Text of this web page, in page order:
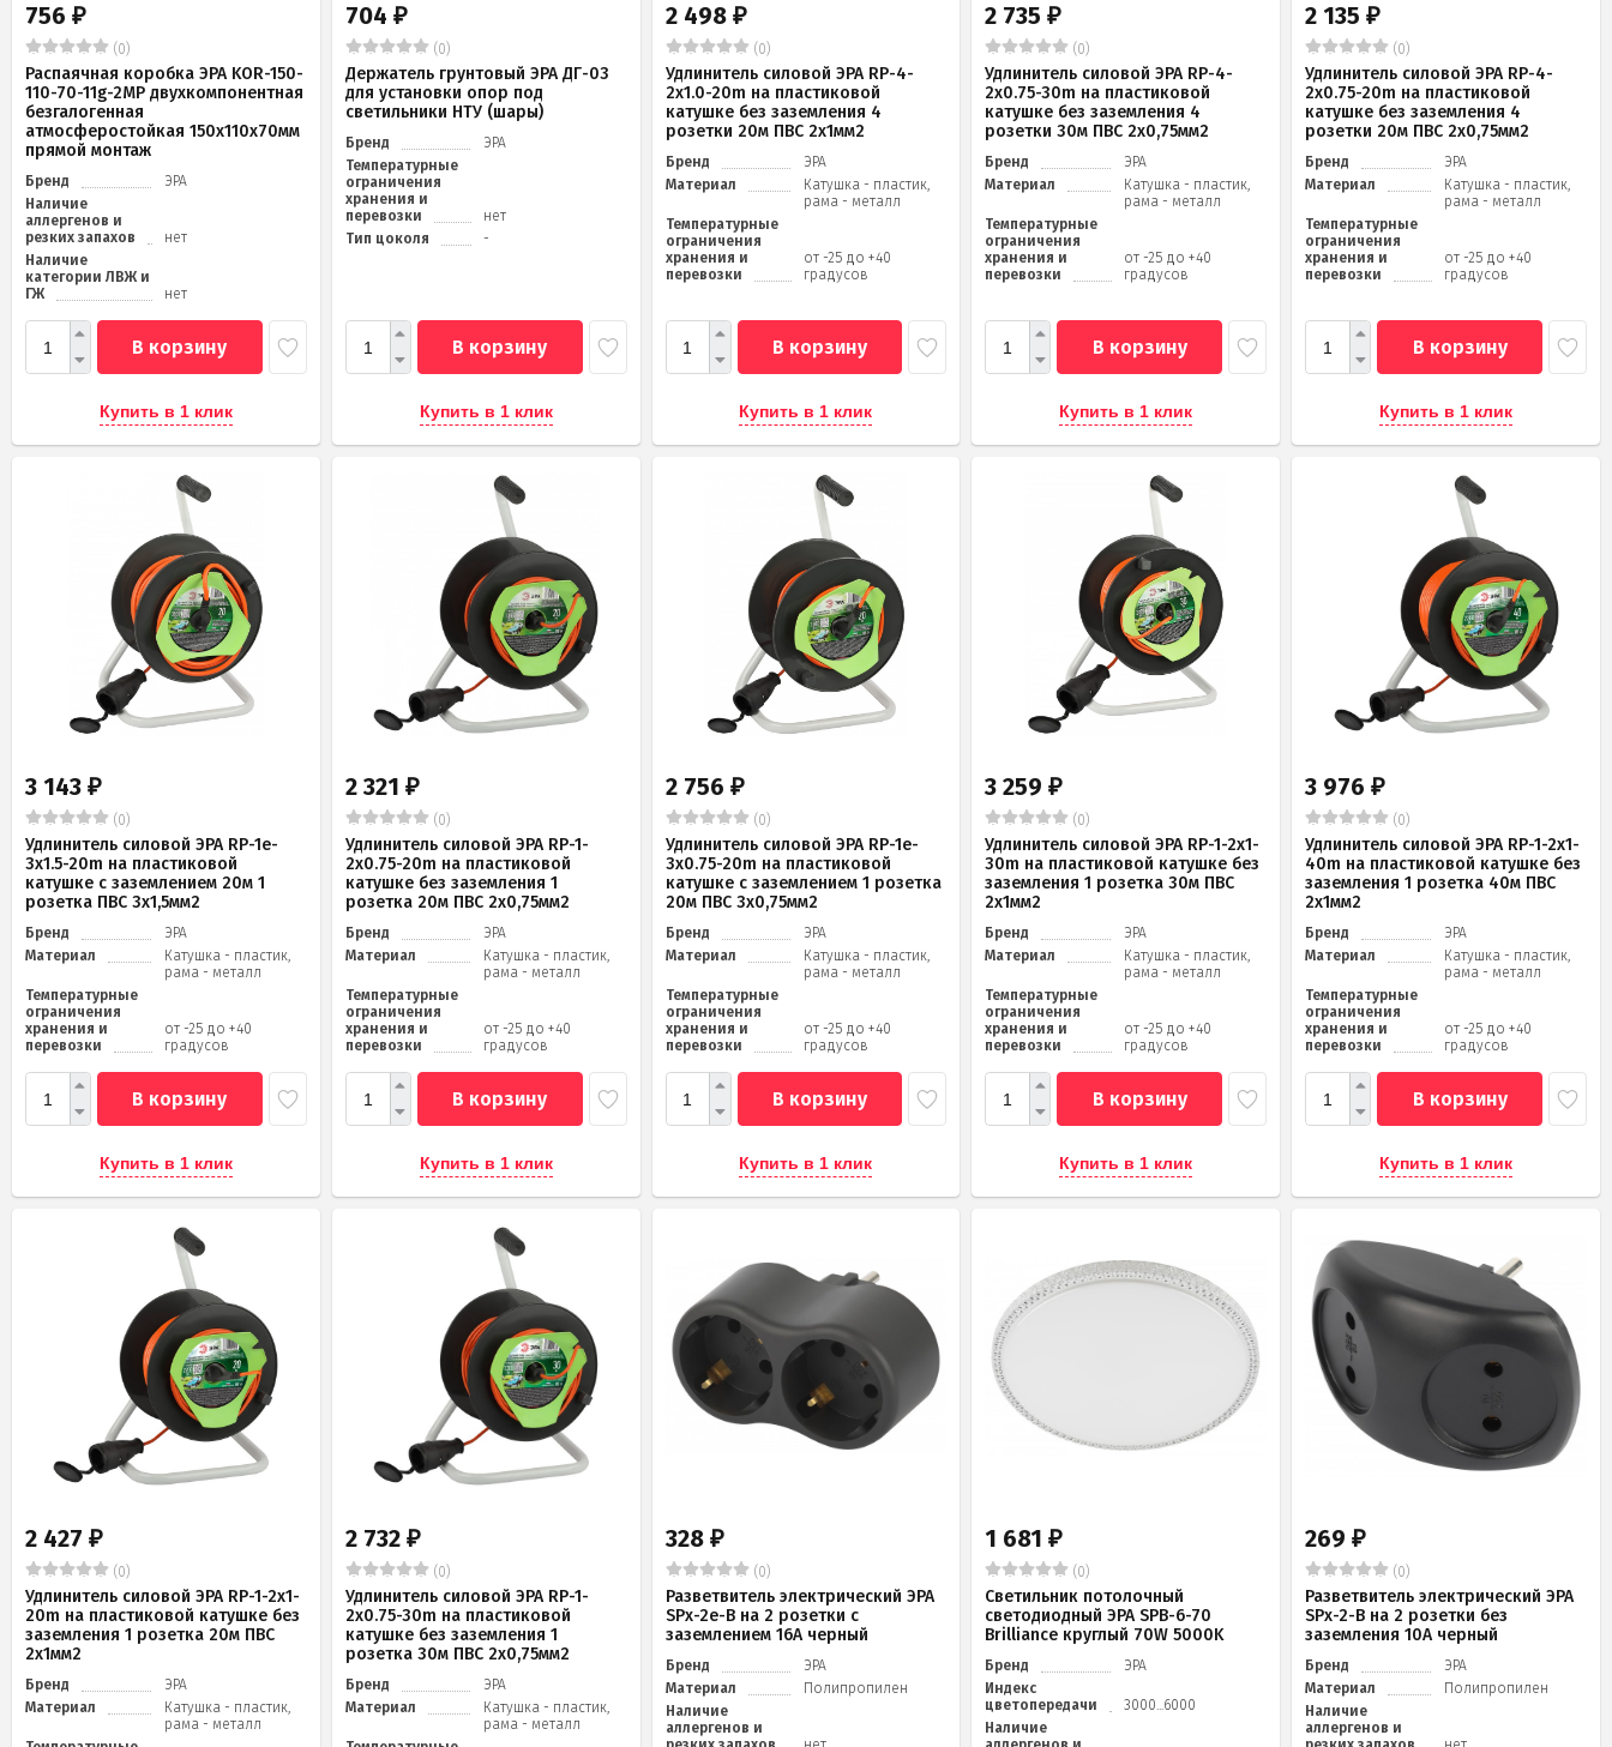
756 ₽
(0)
Распаячная коробка ЭРА KOR-150-
110-70-11g-2MP двухкомпонентная
безгалогенная
атмосферостойкая 150х110х70мм
прямой монтаж
Бренд
ЭРА
Наличие
аллергенов и
резких запахов
нет
Наличие
категории ЛВЖ и
ГЖ
нет
В корзину
Купить в 1 клик
704 ₽
(0)
Держатель грунтовый ЭРА ДГ-03
для установки опор под
светильники НТУ (шары)
Бренд
ЭРА
Температурные
ограничения
хранения и
перевозки
нет
Тип цоколя
-
В корзину
Купить в 1 клик
2 498 ₽
(0)
Удлинитель силовой ЭРА RP-4-
2x1.0-20m на пластиковой
катушке без заземления 4
розетки 20м ПВС 2х1мм2
Бренд
ЭРА
Материал
Катушка - пластик,
рама - металл
Температурные
ограничения
хранения и
перевозки
от -25 до +40
градусов
В корзину
Купить в 1 клик
2 735₽
(0)
Удлинитель силовой ЭРА RP-4-
2x0.75-30m на пластиковой
катушке без заземления 4
розетки 30м ПВС 2х0,75мм2
Бренд
ЭРА
Материал
Катушка - пластик,
рама - металл
Температурные
ограничения
хранения и
перевозки
от -25 до +40
градусов
В корзину
Купить в 1 клик
2 135₽
(0)
Удлинитель силовой ЭРА RP-4-
2x0.75-20m на пластиковой
катушке без заземления 4
розетки 20м ПВС 2х0,75мм2
Бренд
ЭРА
Материал
Катушка - пластик,
рама - металл
Температурные
ограничения
хранения и
перевозки
от -25 до +40
градусов
В корзину
Купить в 1 клик
3 143 ₽
(0)
Удлинитель силовой ЭРА RP-1e-
3x1.5-20m на пластиковой
катушке c заземлением 20м 1
розетка ПВС 3х1,5мм2
Бренд
ЭРА
Материал
Катушка - пластик,
рама - металл
Температурные
ограничения
хранения и
перевозки
от -25 до +40
градусов
В корзину
Купить в 1 клик
2 321 ₽
(0)
Удлинитель силовой ЭРА RP-1-
2x0.75-20m на пластиковой
катушке без заземления 1
розетка 20м ПВС 2х0,75мм2
Бренд
ЭРА
Материал
Катушка - пластик,
рама - металл
Температурные
ограничения
хранения и
перевозки
от -25 до +40
градусов
В корзину
Купить в 1 клик
2 756 ₽
(0)
Удлинитель силовой ЭРА RP-1e-
3х0.75-20m на пластиковой
катушке c заземлением 1 розетка
20м ПВС 3х0,75мм2
Бренд
ЭРА
Материал
Катушка - пластик,
рама - металл
Температурные
ограничения
хранения и
перевозки
от -25 до +40
градусов
В корзину
Купить в 1 клик
3 259₽
(0)
Удлинитель силовой ЭРА RP-1-2x1-
30m на пластиковой катушке без
заземления 1 розетка 30м ПВС
2x1мм2
Бренд
ЭРА
Материал
Катушка - пластик,
рама - металл
Температурные
ограничения
хранения и
перевозки
от -25 до +40
градусов
В корзину
Купить в 1 клик
3 976₽
(0)
Удлинитель силовой ЭРА RP-1-2x1-
40m на пластиковой катушке без
заземления 1 розетка 40м ПВС
2x1мм2
Бренд
ЭРА
Материал
Катушка - пластик,
рама - металл
Температурные
ограничения
хранения и
перевозки
от -25 до +40
градусов
В корзину
Купить в 1 клик
2 427 ₽
(0)
Удлинитель силовой ЭРА RP-1-2x1-
20m на пластиковой катушке без
заземления 1 розетка 20м ПВС
2х1мм2
Бренд
ЭРА
Материал
Катушка - пластик,
рама - металл
2 732 ₽
(0)
Удлинитель силовой ЭРА RP-1-
2x0.75-30m на пластиковой
катушке без заземления 1
розетка 30м ПВС 2х0,75мм2
Бренд
ЭРА
Материал
Катушка - пластик,
рама - металл
328 ₽
(0)
Разветвитель электрический ЭРА
SPx-2e-B на 2 розетки с
заземлением 16А черный
Бренд
ЭРА
Материал
Полипропилен
Наличие
аллергенов и
1 681₽
(0)
Светильник потолочный
светодиодный ЭРА SPB-6-70
Brilliance круглый 70W 5000K
Бренд
ЭРА
Индекс
цветопередачи
3000...6000
Наличие
269₽
(0)
Разветвитель электрический ЭРА
SPx-2-B на 2 розетки без
заземления 10А черный
Бренд
ЭРА
Материал
Полипропилен
Наличие
аллергенов и